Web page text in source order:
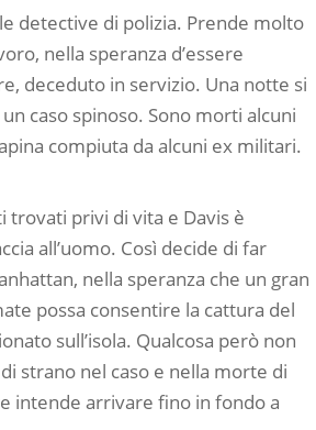
detective di polizia. Prende molto
nella speranza d’essere
deceduto in servizio. Una notte si
caso spinoso. Sono morti alcuni
compiuta da alcuni ex militari.
trovati privi di vita e Davis è
all’uomo. Così decide di far
nella speranza che un gran
possa consentire la cattura del
sull’isola. Qualcosa però non
strano nel caso e nella morte di
intende arrivare fino in fondo a